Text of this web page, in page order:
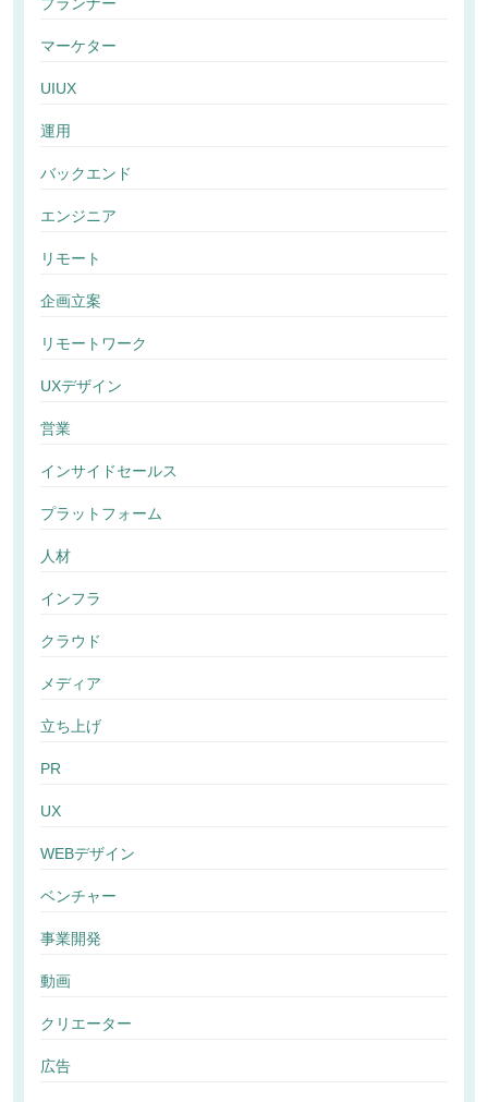
マーケター
UIUX
運用
バックエンド
エンジニア
リモート
企画立案
リモートワーク
UXデザイン
営業
インサイドセールス
プラットフォーム
人材
インフラ
クラウド
メディア
立ち上げ
PR
UX
WEBデザイン
ベンチャー
事業開発
動画
クリエーター
広告